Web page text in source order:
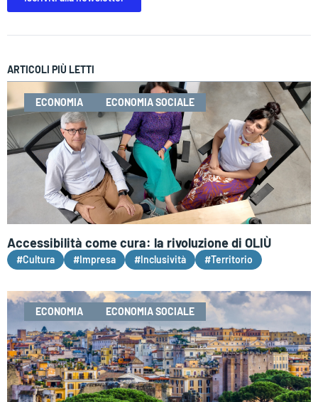
ARTICOLI PIÙ LETTI
ECONOMIA ECONOMIA SOCIALE
Accessibilità come cura: la rivoluzione di OLIÙ
#Cultura #Impresa #Inclusività #Territorio
ECONOMIA ECONOMIA SOCIALE